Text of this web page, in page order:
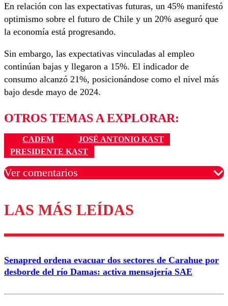
En relación con las expectativas futuras, un 45% manifestó
optimismo sobre el futuro de Chile y un 20% aseguró que
la economía está progresando.
Sin embargo, las expectativas vinculadas al empleo
continúan bajas y llegaron a 15%. El indicador de
consumo alcanzó 21%, posicionándose como el nivel más
bajo desde mayo de 2024.
OTROS TEMAS A EXPLORAR:
CADEM
JOSÉ ANTONIO KAST
PRESIDENTE KAST
Ver comentarios
Los comentarios son moderados para garantizar un
diálogo respetuoso.
Correo
LAS MÁS LEÍDAS
Senapred ordena evacuar dos sectores de Carahue por
desborde del río Damas: activa mensajería SAE